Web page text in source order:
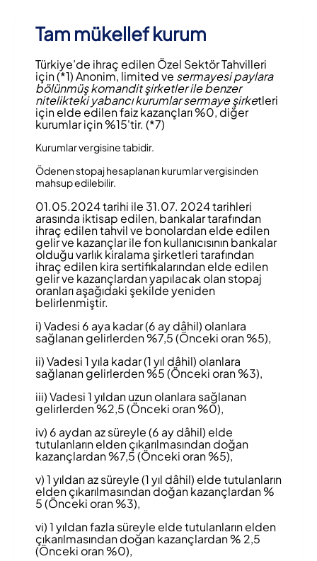
Tam mükellef kurum
Türkiye’de ihraç edilen Özel Sektör Tahvilleri
için (*1) Anonim, limited ve sermayesi paylara
bölünmüş komandit şirketler ile benzer
nitelikteki yabancı kurumlar sermaye şirketleri
için elde edilen faiz kazançları %0, diğer
kurumlar için %15'tir. (*7)
Kurumlar vergisine tabidir.
Ödenen stopaj hesaplanan kurumlar vergisinden
mahsup edilebilir.
01.05.2024 tarihi ile 31.07. 2024 tarihleri
arasında iktisap edilen, bankalar tarafından
ihraç edilen tahvil ve bonolardan elde edilen
gelir ve kazançlar ile fon kullanıcısının bankalar
olduğu varlık kiralama şirketleri tarafından
ihraç edilen kira sertifikalarından elde edilen
gelir ve kazançlardan yapılacak olan stopaj
oranları aşağıdaki şekilde yeniden
belirlenmiştir.
i) Vadesi 6 aya kadar (6 ay dâhil) olanlara
sağlanan gelirlerden %7,5 (Önceki oran %5),
ii) Vadesi 1 yıla kadar (1 yıl dâhil) olanlara
sağlanan gelirlerden %5 (Önceki oran %3),
iii) Vadesi 1 yıldan uzun olanlara sağlanan
gelirlerden %2,5 (Önceki oran %0),
iv) 6 aydan az süreyle (6 ay dâhil) elde
tutulanların elden çıkarılmasından doğan
kazançlardan %7,5 (Önceki oran %5),
v) 1 yıldan az süreyle (1 yıl dâhil) elde tutulanların
elden çıkarılmasından doğan kazançlardan %
5 (Önceki oran %3),
vi) 1 yıldan fazla süreyle elde tutulanların elden
çıkarılmasından doğan kazançlardan % 2,5
(Önceki oran %0),